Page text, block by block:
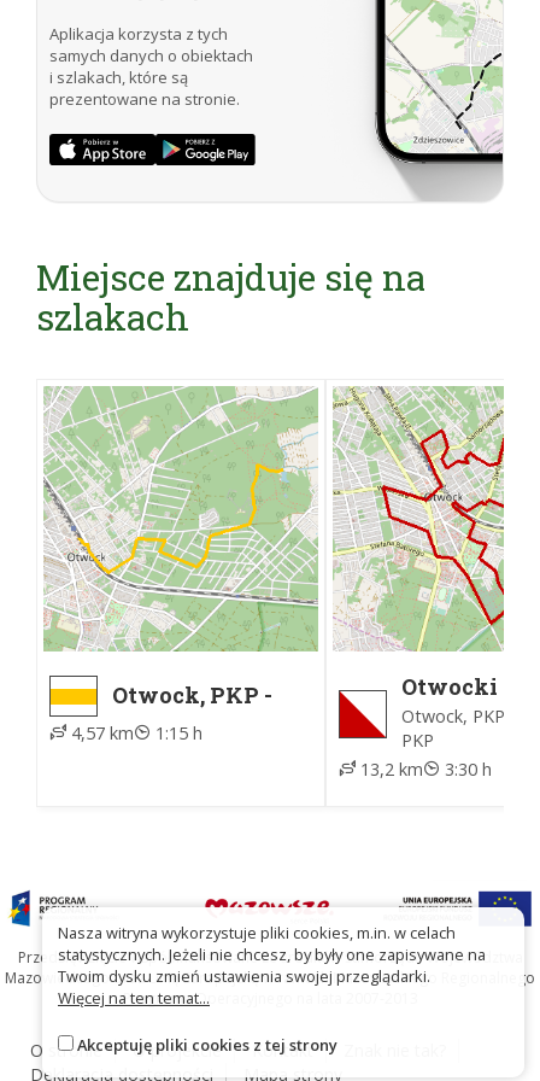
Aplikacja korzysta z tych
samych danych o obiektach
i szlakach, które są
prezentowane na stronie.
Miejsce znajduje się na
szlakach
Otwock, PKP -
Meran
4,57 km 1:15 h
Otwocki
Historyczny
Otwock, PKP -
PKP
13,2 km
3:30 h
Przedsięwzięcie współfinansowane ze środków Samorządu Województwa
Mazowieckiego oraz Unię Europejską w ramach Mazowieckiego Regionalnego
Programu Operacyjnego na lata 2007-2013
O stronie O projekcie Kontakt
Deklaracja dostępności
Mapa strony
Nasza witryna wykorzystuje pliki cookies, m.in. w celach
statystycznych. Jeżeli nie chcesz, by były one zapisywane na
Twoim dysku zmień ustawienia swojej przeglądarki.
Więcej na ten temat...
Akceptuję pliki cookies z tej strony